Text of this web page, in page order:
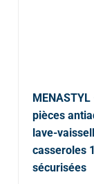
pièces
lave-
casseroles
sécurisées